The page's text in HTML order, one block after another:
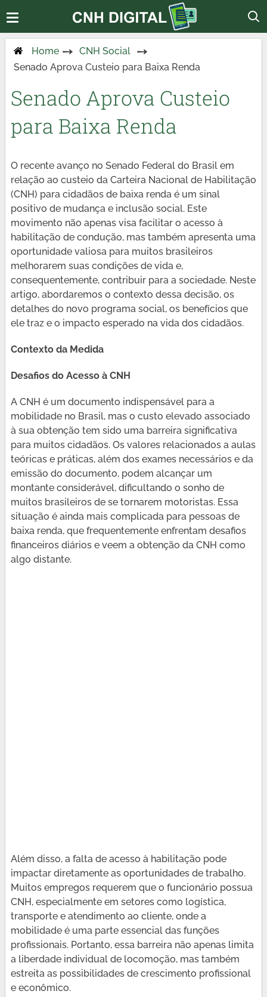
Home
CNH Social
Senado Aprova Custeio para Baixa Renda
Senado Aprova Custeio
para Baixa Renda
O recente avanço no Senado Federal do Brasil em
relação ao custeio da Carteira Nacional de Habilitação
(CNH) para cidadãos de baixa renda é um sinal
positivo de mudança e inclusão social. Este
movimento não apenas visa facilitar o acesso à
habilitação de condução, mas também apresenta uma
oportunidade valiosa para muitos brasileiros
melhorarem suas condições de vida e,
consequentemente, contribuir para a sociedade. Neste
artigo, abordaremos o contexto dessa decisão, os
detalhes do novo programa social, os benefícios que
ele traz e o impacto esperado na vida dos cidadãos.
Contexto da Medida
Desafios do Acesso à CNH
A CNH é um documento indispensável para a
mobilidade no Brasil, mas o custo elevado associado
à sua obtenção tem sido uma barreira significativa
para muitos cidadãos. Os valores relacionados a aulas
teóricas e práticas, além dos exames necessários e da
emissão do documento, podem alcançar um
montante considerável, dificultando o sonho de
muitos brasileiros de se tornarem motoristas. Essa
situação é ainda mais complicada para pessoas de
baixa renda, que frequentemente enfrentam desafios
financeiros diários e veem a obtenção da CNH como
algo distante.
Além disso, a falta de acesso à habilitação pode
impactar diretamente as oportunidades de trabalho.
Muitos empregos requerem que o funcionário possua
CNH, especialmente em setores como logística,
transporte e atendimento ao cliente, onde a
mobilidade é uma parte essencial das funções
profissionais. Portanto, essa barreira não apenas limita
a liberdade individual de locomoção, mas também
estreita as possibilidades de crescimento profissional
e econômico.